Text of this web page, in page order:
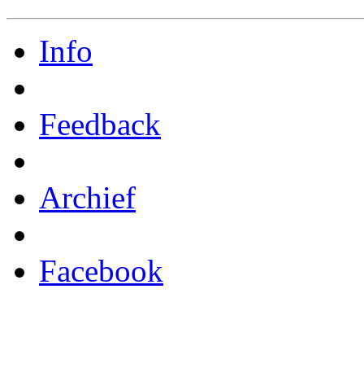
Info
Feedback
Archief
Facebook